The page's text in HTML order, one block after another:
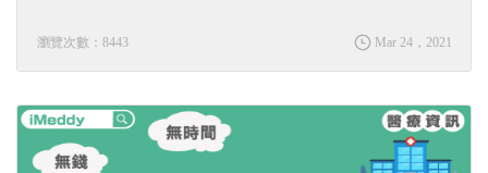
瀏覽次數：8443 Mar 24，2021